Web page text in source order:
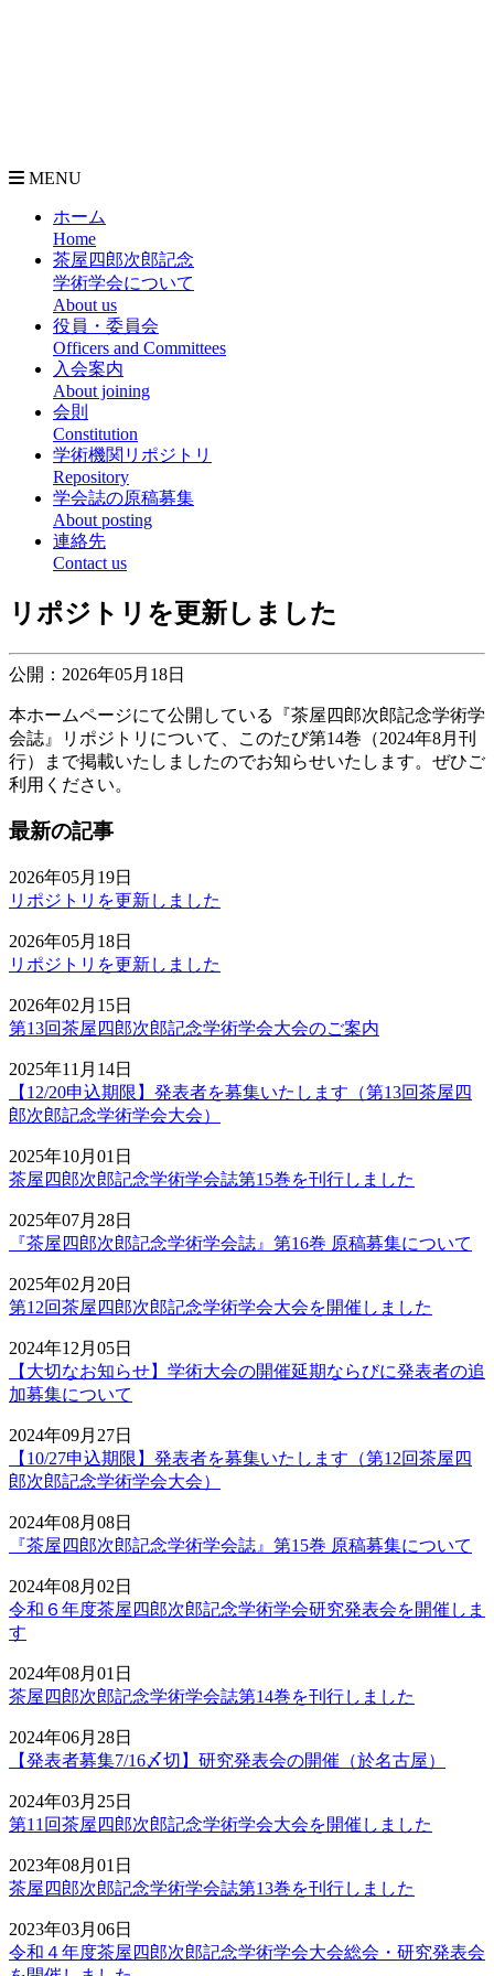
MENU
ホーム
Home
茶屋四郎次郎記念
学術学会について
About us
役員・委員会
Officers and Committees
入会案内
About joining
会則
Constitution
学術機関リポジトリ
Repository
学会誌の原稿募集
About posting
連絡先
Contact us
リポジトリを更新しました
公開：2026年05月18日
本ホームページにて公開している『茶屋四郎次郎記念学術学
会誌』リポジトリについて、このたび第14巻（2024年8月刊
行）まで掲載いたしましたのでお知らせいたします。ぜひご
利用ください。
最新の記事
2026年05月19日
リポジトリを更新しました
2026年05月18日
リポジトリを更新しました
2026年02月15日
第13回茶屋四郎次郎記念学術学会大会のご案内
2025年11月14日
【12/20申込期限】発表者を募集いたします（第13回茶屋四
郎次郎記念学術学会大会）
2025年10月01日
茶屋四郎次郎記念学術学会誌第15巻を刊行しました
2025年07月28日
『茶屋四郎次郎記念学術学会誌』第16巻 原稿募集について
2025年02月20日
第12回茶屋四郎次郎記念学術学会大会を開催しました
2024年12月05日
【大切なお知らせ】学術大会の開催延期ならびに発表者の追
加募集について
2024年09月27日
【10/27申込期限】発表者を募集いたします（第12回茶屋四
郎次郎記念学術学会大会）
2024年08月08日
『茶屋四郎次郎記念学術学会誌』第15巻 原稿募集について
2024年08月02日
令和６年度茶屋四郎次郎記念学術学会研究発表会を開催しま
す
2024年08月01日
茶屋四郎次郎記念学術学会誌第14巻を刊行しました
2024年06月28日
【発表者募集7/16〆切】研究発表会の開催（於名古屋）
2024年03月25日
第11回茶屋四郎次郎記念学術学会大会を開催しました
2023年08月01日
茶屋四郎次郎記念学術学会誌第13巻を刊行しました
2023年03月06日
令和４年度茶屋四郎次郎記念学術学会大会総会・研究発表会